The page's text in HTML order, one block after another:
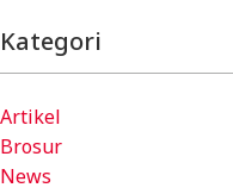
Kategori
Artikel
Brosur
News